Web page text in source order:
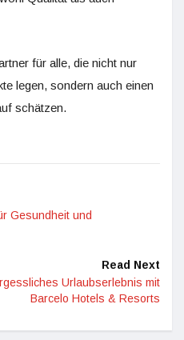
für alle, die nicht nur
legen, sondern auch einen
schätzen.
Gesundheit und
Read Next
Urlaubserlebnis mit
Barcelo Hotels & Resorts